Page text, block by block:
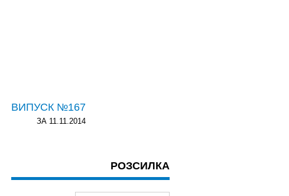
ВИПУСК №167
ЗА 11.11.2014
РОЗСИЛКА